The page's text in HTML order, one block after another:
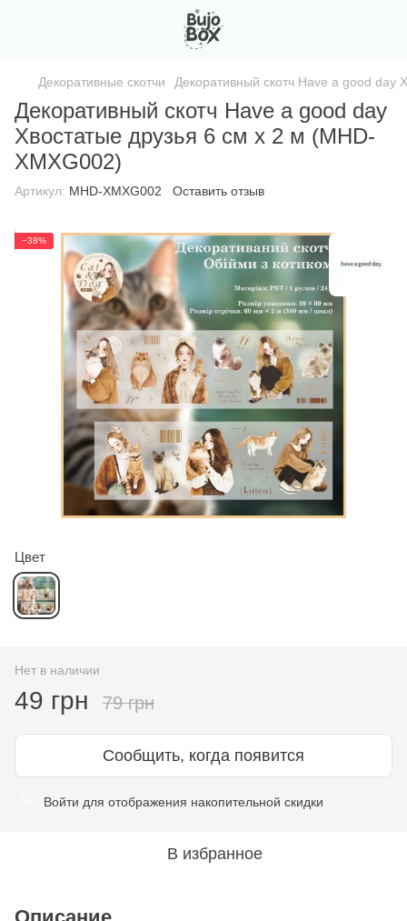
Декоративные скотчи Декоративный скотч Have a good day
Декоративный скотч Have a good day
Хвостатые друзья 6 см x 2 м (MHD-
XMXG002)
Артикул: MHD-XMXG002 Оставить отзыв
−38%
Цвет
Нет в наличии
49 грн 79 грн
Сообщить, когда появится
Войти для отображения накопительной скидки
В избранное